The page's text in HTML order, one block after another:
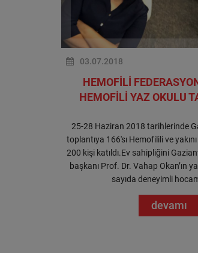
03.07.2018
HEMOFİLİ
HEMOFİLİ YAZ OKULU
25-28 Haziran 2018 tarihlerinde
toplantıya 166'sı Hemofilili ve
200 kişi katıldı.Ev sahipliğini
başkanı Prof. Dr. Vahap Okan’ın
sayıda deneyimli
devamı